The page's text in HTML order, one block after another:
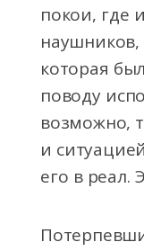
покои, где
которая
поводу
возможно,
и
его в реал.